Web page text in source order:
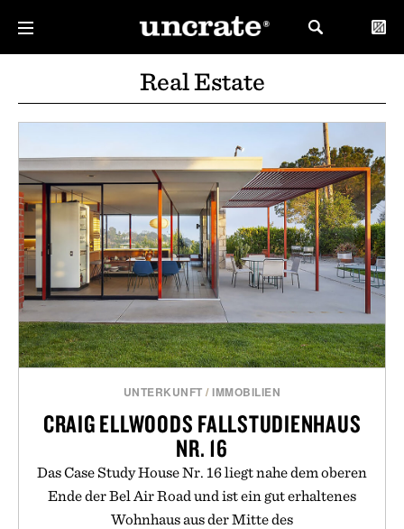
Real Estate
UNTERKUNFT /IMMOBILIEN
CRAIG ELLWOODS FALLSTUDIENHAUS
NR. 16
Das Case Study House Nr. 16 liegt nahe dem oberen
Ende der Bel Air Road und ist ein gut erhaltenes
Wohnhaus aus der Mitte des